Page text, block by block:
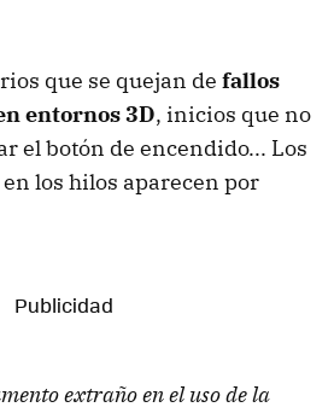
que se quejan de fallos
entornos 3D, inicios que no
el botón de encendido... Los
los hilos aparecen por
extraño en el uso de la